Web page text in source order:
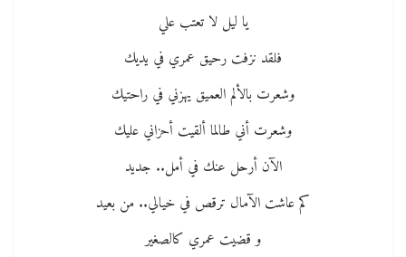
يا ليل لا تعتب علي
فلقد نزفت رحيق عمري في يديك
وشعرت بالألم العميق يهزني في راحتيك
وشعرت أني طالما ألقيت أحزاني عليك
الآن أرحل عنك في أمل.. جديد
كم عاشت الآمال ترقص في خيالي.. من بعيد
و قضيت عمري كالصغير